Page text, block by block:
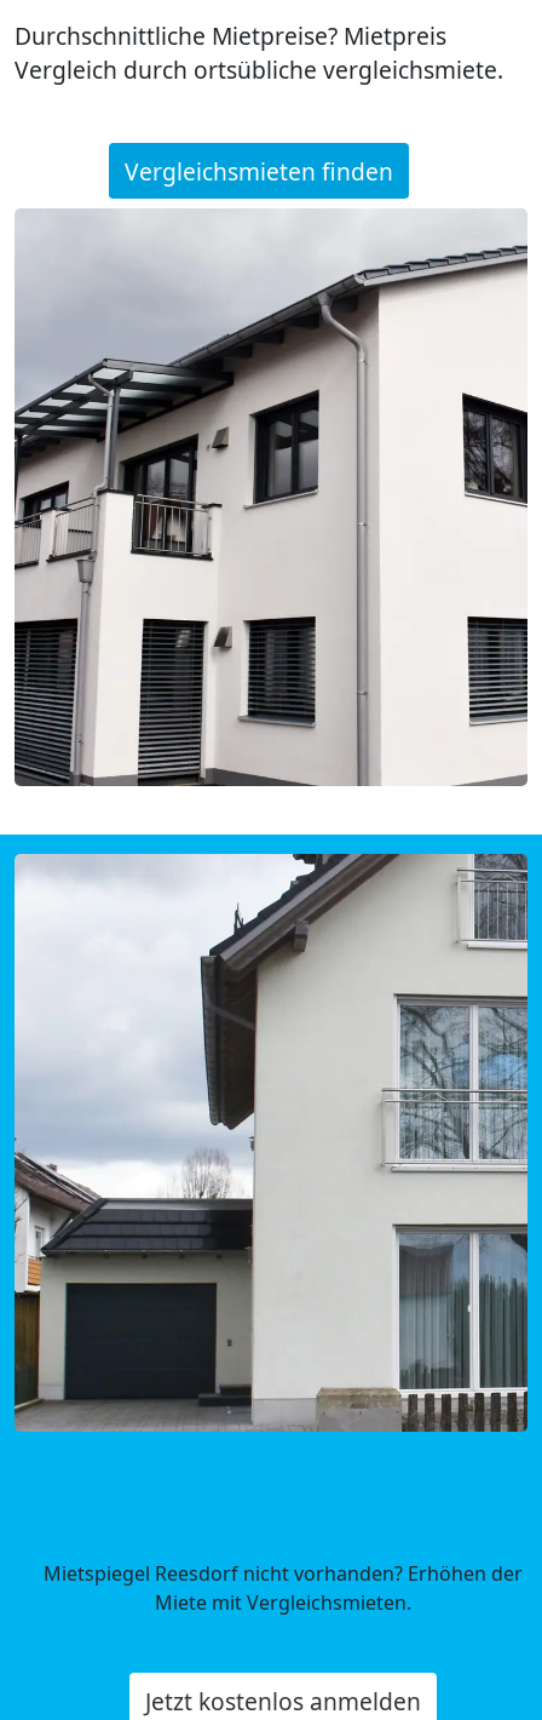
Durchschnittliche Mietpreise? Mietpreis
Vergleich durch ortsübliche vergleichsmiete.
Vergleichsmieten finden
Mietspiegel Reesdorf nicht vorhanden? Erhöhen der
Miete mit Vergleichsmieten.
Jetzt kostenlos anmelden